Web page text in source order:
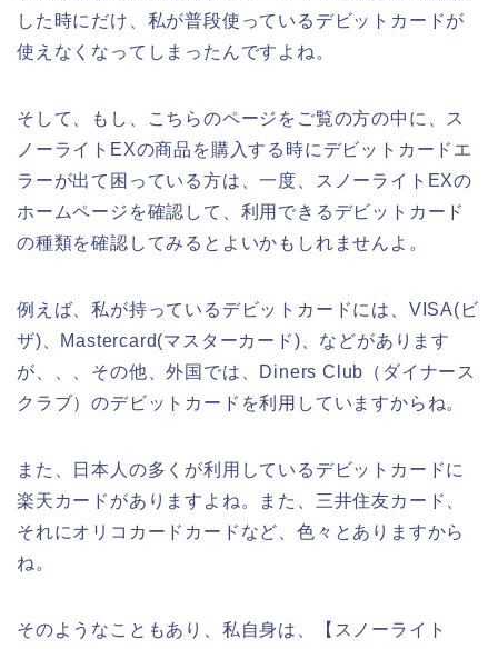
した時にだけ、私が普段使っているデビットカードが
使えなくなってしまったんですよね。
そして、もし、こちらのページをご覧の方の中に、ス
ノーライトEXの商品を購入する時にデビットカードエ
ラーが出て困っている方は、一度、スノーライトEXの
ホームページを確認して、利用できるデビットカード
の種類を確認してみるとよいかもしれませんよ。
例えば、私が持っているデビットカードには、VISA(ビ
ザ)、Mastercard(マスターカード)、などがあります
が、、、その他、外国では、Diners Club（ダイナース
クラブ）のデビットカードを利用していますからね。
また、日本人の多くが利用しているデビットカードに
楽天カードがありますよね。また、三井住友カード、
それにオリコカードカードなど、色々とありますから
ね。
そのようなこともあり、私自身は、【スノーライト